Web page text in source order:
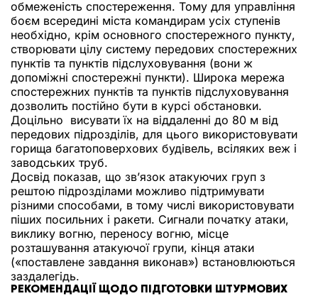
обмеженість спостереження. Тому для управління
боєм всередині міста командирам усіх ступенів
необхідно, крім основного спостережного пункту,
створювати цілу систему передових спостережних
пунктів та пунктів підслуховування (вони ж
допоміжні спостережні пункти). Широка мережа
спостережних пунктів та пунктів підслуховування
дозволить постійно бути в курсі обстановки.
Доцільно висувати їх на віддаленні до 80 м від
передових підрозділів, для цього використовувати
горища багатоповерхових будівель, всіляких веж і
заводських труб.
Досвід показав, що зв’язок атакуючих груп з
рештою підрозділами можливо підтримувати
різними способами, в тому числі використовувати
піших посильних і ракети. Сигнали початку атаки,
виклику вогню, переносу вогню, місце
розташування атакуючої групи, кінця атаки
(«поставлене завдання виконав») встановлюються
заздалегідь.
РЕКОМЕНДАЦІЇ ЩОДО ПІДГОТОВКИ ШТУРМОВИХ